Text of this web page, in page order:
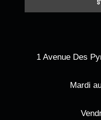
1 Avenue Des
Mardi